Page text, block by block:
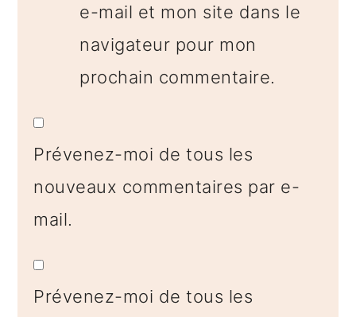
e-mail et mon site dans le
navigateur pour mon
prochain commentaire.
Prévenez-moi de tous les
nouveaux commentaires par e-
mail.
Prévenez-moi de tous les